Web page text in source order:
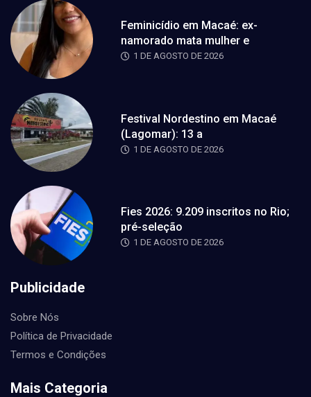
Feminicídio em Macaé: ex-
namorado mata mulher e
1 DE AGOSTO DE 2026
Festival Nordestino em Macaé
(Lagomar): 13 a
1 DE AGOSTO DE 2026
Fies 2026: 9.209 inscritos no Rio;
pré-seleção
1 DE AGOSTO DE 2026
Publicidade
Sobre Nós
Política de Privacidade
Termos e Condições
Mais Categoria